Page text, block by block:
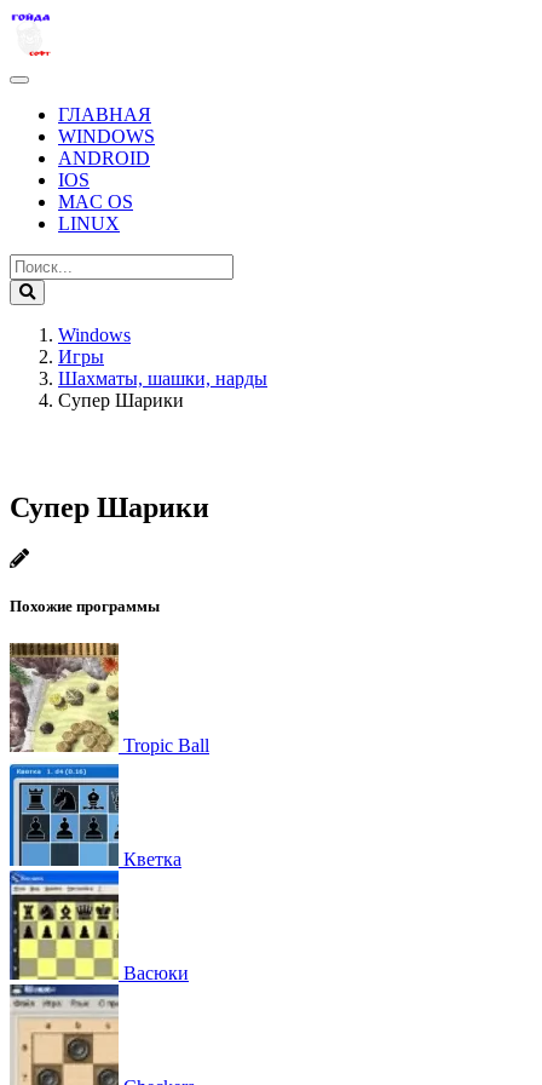
ГЛАВНАЯ
WINDOWS
ANDROID
IOS
MAC OS
LINUX
Windows
Игры
Шахматы, шашки, нарды
Супер Шарики
Супер Шарики
Похожие программы
Tropic Ball
Кветка
Васюки